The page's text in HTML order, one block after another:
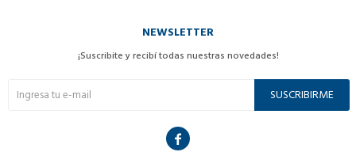
NEWSLETTER
¡Suscribite y recibí todas nuestras novedades!
SUSCRIBIRME
